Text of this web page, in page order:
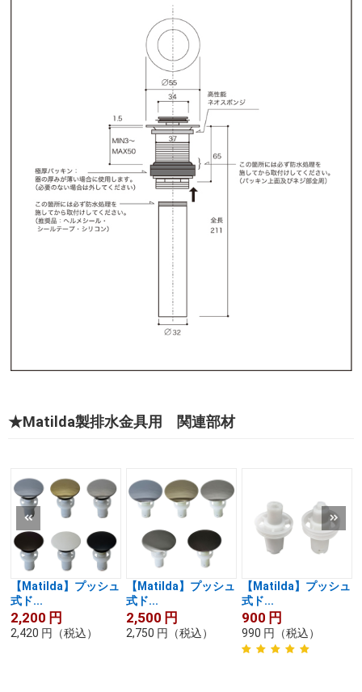
★Matilda製排水金具用 関連部材
【Matilda】プッシュ
式ド...
2,200 円
2,420 円 （税込）
【Matilda】プッシュ
式ド...
2,500 円
2,750 円 （税込）
【Matilda】プッシュ
式ド...
900 円
990 円 （税込）